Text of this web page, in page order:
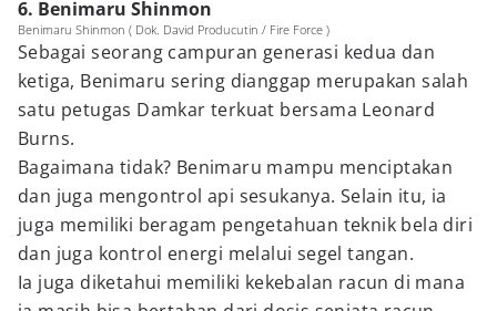
6. Benimaru Shinmon
Benimaru Shinmon ( Dok. David Producutin / Fire Force )
Sebagai seorang campuran generasi kedua dan
ketiga, Benimaru sering dianggap merupakan salah
satu petugas Damkar terkuat bersama Leonard
Burns.
Bagaimana tidak? Benimaru mampu menciptakan
dan juga mengontrol api sesukanya. Selain itu, ia
juga memiliki beragam pengetahuan teknik bela diri
dan juga kontrol energi melalui segel tangan.
Ia juga diketahui memiliki kekebalan racun di mana